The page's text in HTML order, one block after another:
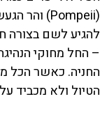
להגיע לשם בצורה
– החל מחוקי
החניה. כאשר הכל
הטיול ולא מכביד